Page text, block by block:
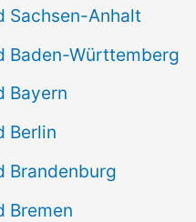
Sachsen-Anhalt
Baden-Württemberg
Bayern
Berlin
Brandenburg
Bremen